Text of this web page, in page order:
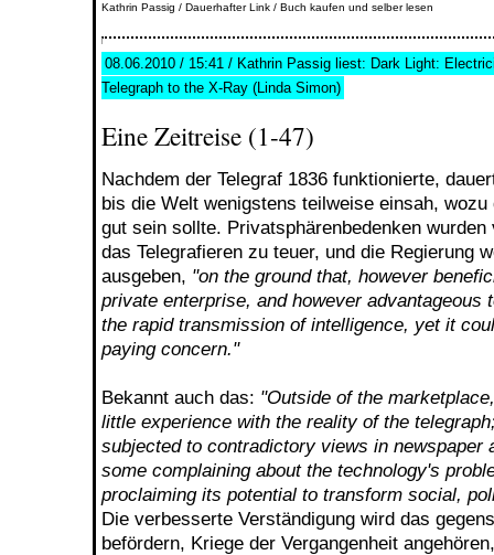
Kathrin Passig / Dauerhafter Link/ Buch kaufen und selber lesen
08.06.2010 / 15:41 / Kathrin Passig liest: Dark Light:
Telegraph to the X-Ray (Linda Simon)
Eine Zeitreise (1-47)
Nachdem der Telegraf 1836 funktionierte,
bis die Welt wenigstens teilweise einsah, wozu
gut sein sollte. Privatsphärenbedenken
das Telegrafieren zu teuer, und die Regierung
ausgeben, "on the ground that, however
private enterprise, and however advantageous
the rapid transmission of intelligence, yet it
paying concern."
Bekannt auch das: "Outside of the
little experience with the reality of the
subjected to contradictory views in newspaper
some complaining about the technology's
proclaiming its potential to transform social,
Die verbesserte Verständigung wird das
befördern, Kriege der Vergangenheit